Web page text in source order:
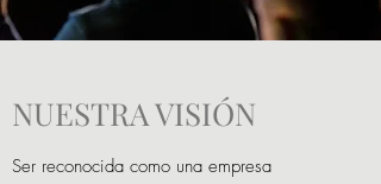
NUESTRA VISIÓN
Ser reconocida como una empresa